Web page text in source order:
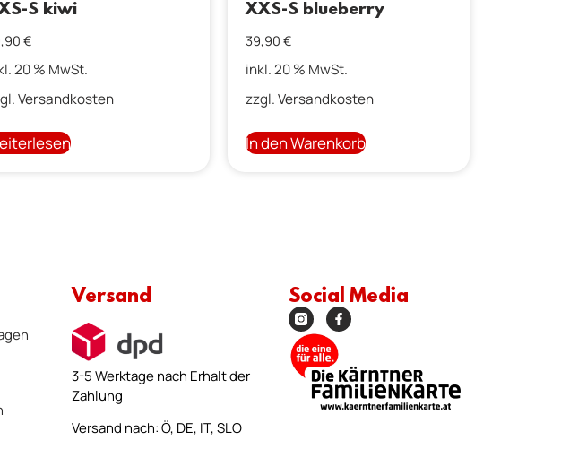
S kiwi
€
20 % MwSt.
Versandkosten
XXS-S blueberry
39,90 €
inkl. 20 % MwSt.
zzgl.Versandkosten
In den Warenkorb
Versand
3-5 Werktage nach Erhalt der
Zahlung
Versand nach: Ö, DE, IT, SLO
Social Media